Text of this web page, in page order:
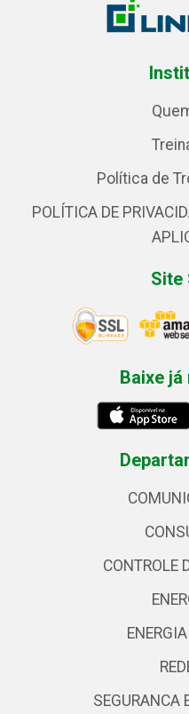
Política de
POLÍTICA DE
Site
Baixe já
CONTROLE
SEGURANCA